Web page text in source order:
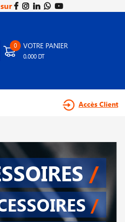
0 VOTRE PANIER
0.000 DT
Accès Client
/
/